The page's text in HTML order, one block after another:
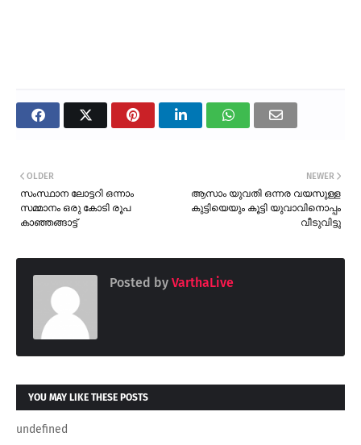
NEWER
ആസാം യുവതി ഒന്നര വയസുള്ള
കുട്ടിയെയും കൂട്ടി യുവാവിനൊപ്പം
വീടുവിട്ടു
OLDER
സംസ്ഥാന ലോട്ടറി ഒന്നാം
സമ്മാനം ഒരു കോടി രൂപ
കാഞ്ഞങ്ങാട്ട്
Posted by VarthaLive
YOU MAY LIKE THESE POSTS
undefined